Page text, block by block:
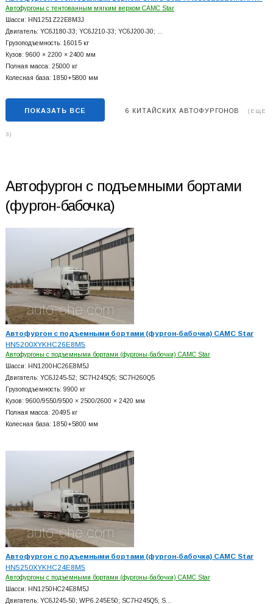
Автофургоны с тентованным мягким верхом CAMC Star
Шасси: HN1251Z22E8M3J
Двигатель: YC6J180-33; YC6J210-33; YC6J200-30; …
Грузоподъемность: 16015 кг
Кузов: 9600 × 2200 × 2400 мм
Полная масса: 25000 кг
Колесная база: 1850+5800 мм
ПОКАЗАТЬ ВСЕ 6 КИТАЙСКИХ АВТОФУРГОНОВ (ЕЩЕ
3)
Автофургон с подъемными бортами
(фургон-бабочка)
Автофургон с подъемными бортами (фургон-бабочка) CAMC Star
HN5200XYKHC26E8M5
Автофургоны с подъемными бортами (фургоны-бабочки) CAMC Star
Шасси: HN1200HC26E8M5J
Двигатель: YC6J245-52; SC7H245Q5; SC7H260Q5
Грузоподъемность: 9900 кг
Кузов: 9600/9550/9500 × 2500/2600 × 2420 мм
Полная масса: 20495 кг
Колесная база: 1850+5800 мм
Автофургон с подъемными бортами (фургон-бабочка) CAMC Star
HN5250XYKHC24E8M5
Автофургоны с подъемными бортами (фургоны-бабочки) CAMC Star
Шасси: HN1250HC24E8M5J
Двигатель: YC6J245-50; WP6.245E50; SC7H245Q5; S…